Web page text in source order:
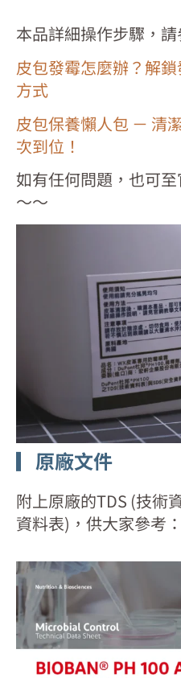
本品詳細操作步驟，請
皮包發霉怎麼辦？解
方式
皮包保養懶人包 － 清
次到位！
如有任何問題，也可
～～
▎原廠文件
附上原廠的TDS (技術
資料表)，供大家參考：